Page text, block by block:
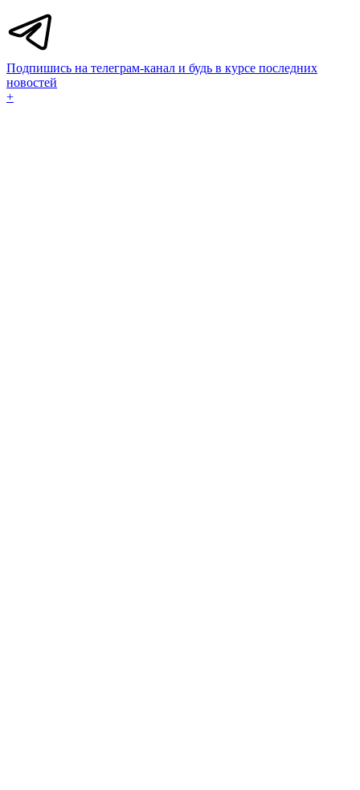
Подпишись на телеграм-канал и будь в курсе последних
новостей
+